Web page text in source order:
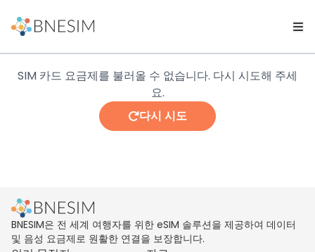
SIM 카드 요금제를 불러올 수 없습니다. 다시 시도해 주세
요.
다시 시도
BNESIM은 전 세계 여행자를 위한 eSIM 솔루션을 제공하여 데이터
및 음성 요금제로 원활한 연결을 보장합니다.